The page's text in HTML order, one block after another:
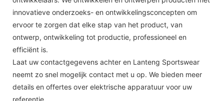
innovatieve onderzoeks- en ontwikkelingsconcepten om
ervoor te zorgen dat elke stap van het product, van
ontwerp, ontwikkeling tot productie, professioneel en
efficiënt is.
Laat uw contactgegevens achter en Lanteng Sportswear
neemt zo snel mogelijk contact met u op. We bieden meer
details en offertes over elektrische apparatuur voor uw
referentie.